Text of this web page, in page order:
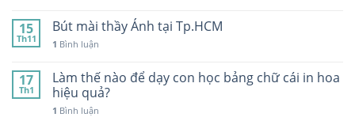
15
Th11
Bút mài thầy Ánh tại Tp.HCM
1 Bình luận
17
Th1
Làm thế nào để dạy con học bảng chữ cái in hoa
hiệu quả?
1 Bình luận